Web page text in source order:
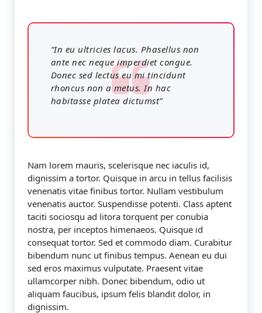
“In eu ultricies lacus. Phasellus non
ante nec neque imperdiet congue.
Donec sed lectus eu mi tincidunt
rhoncus non a metus. In hac
habitasse platea dictumst”
Nam lorem mauris, scelerisque nec iaculis id,
dignissim a tortor. Quisque in arcu in tellus facilisis
venenatis vitae finibus tortor. Nullam vestibulum
venenatis auctor. Suspendisse potenti. Class aptent
taciti sociosqu ad litora torquent per conubia
nostra, per inceptos himenaeos. Quisque id
consequat tortor. Sed et commodo diam. Curabitur
bibendum nunc ut finibus tempus. Aenean eu dui
sed eros maximus vulputate. Praesent vitae
ullamcorper nibh. Donec bibendum, odio ut
aliquam faucibus, ipsum felis blandit dolor, in
dignissim.